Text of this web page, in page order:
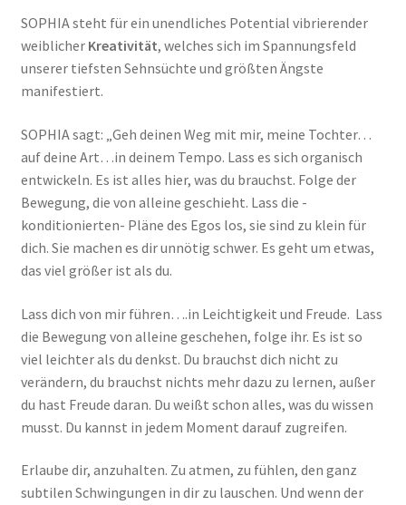
SOPHIA steht für ein unendliches Potential vibrierender
weiblicher Kreativität, welches sich im Spannungsfeld
unserer tiefsten Sehnsüchte und größten Ängste
manifestiert.
SOPHIA sagt: „Geh deinen Weg mit mir, meine Tochter…
auf deine Art…in deinem Tempo. Lass es sich organisch
entwickeln. Es ist alles hier, was du brauchst. Folge der
Bewegung, die von alleine geschieht. Lass die -
konditionierten- Pläne des Egos los, sie sind zu klein für
dich. Sie machen es dir unnötig schwer. Es geht um etwas,
das viel größer ist als du.
Lass dich von mir führen….in Leichtigkeit und Freude. Lass
die Bewegung von alleine geschehen, folge ihr. Es ist so
viel leichter als du denkst. Du brauchst dich nicht zu
verändern, du brauchst nichts mehr dazu zu lernen, außer
du hast Freude daran. Du weißt schon alles, was du wissen
musst. Du kannst in jedem Moment darauf zugreifen.
Erlaube dir, anzuhalten. Zu atmen, zu fühlen, den ganz
subtilen Schwingungen in dir zu lauschen. Und wenn der